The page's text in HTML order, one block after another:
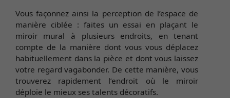
Vous façonnez ainsi la perception de l’espace de
manière ciblée : faites un essai en plaçant le
miroir mural à plusieurs endroits, en tenant
compte de la manière dont vous vous déplacez
habituellement dans la pièce et dont vous laissez
votre regard vagabonder. De cette manière, vous
trouverez rapidement l’endroit où le miroir
déploie le mieux ses talents décoratifs.